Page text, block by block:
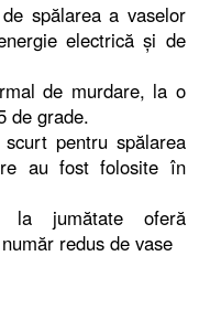
spălarea a vaselor
electrică şi de
de murdare, la o
de grade.
pentru spălarea
au fost folosite în
la jumătate oferă
redus de vase